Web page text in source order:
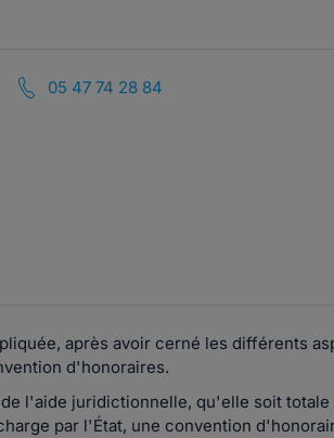
05 47 74 28 84
après avoir cerné les différents
d'honoraires.
l'aide juridictionnelle, qu'elle soit totale
par l'État, une convention